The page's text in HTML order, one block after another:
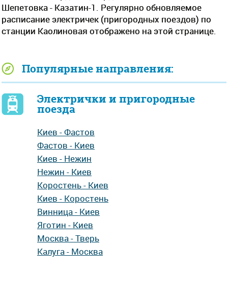
Шепетовка - Казатин-1. Регулярно обновляемое
расписание электричек (пригородных поездов) по
станции Каолиновая отображено на этой странице.
Популярные направления:
Электрички и пригородные
поезда
Киев - Фастов
Фастов - Киев
Киев - Нежин
Нежин - Киев
Коростень - Киев
Киев - Коростень
Винница - Киев
Яготин - Киев
Москва - Тверь
Калуга - Москва